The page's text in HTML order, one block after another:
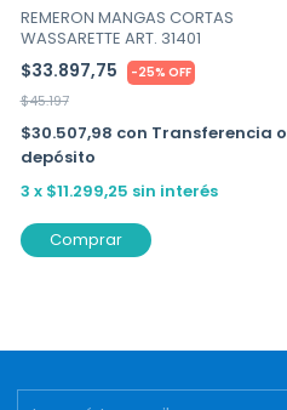
REMERON MANGAS CORTAS
WASSARETTE ART. 31401
$33.897,75 -25% OFF
$45.197
$30.507,98 con Transferencia o
depósito
3 x $11.299,25 sin interés
Comprar